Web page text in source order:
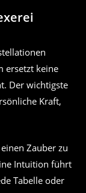
ersetzt keine
Der wichtigste
Kraft,
Zauber zu
Intuition führt
Tabelle oder